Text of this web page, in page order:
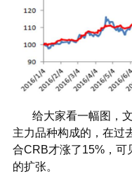
给大家看一幅图，
主力品种构成的，在过
合CRB才涨了15%，可
的扩张。